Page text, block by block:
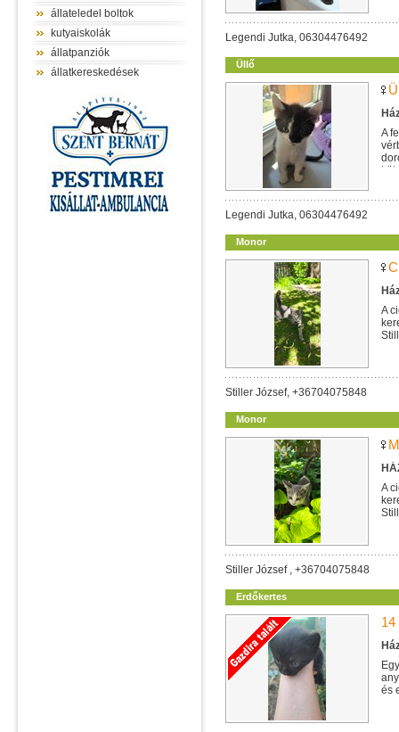
állateledel boltok
kutyaiskolák
állatpanziók
állatkereskedések
Legendi Jutka, 06304476492
Üllő
A
Legendi Jutka, 06304476492
Monor
A
Stiller József, +36704075848
Monor
A
Stiller József , +36704075848
Erdőkertes
és